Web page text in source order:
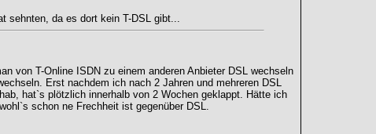
sehnten, da es dort kein T-DSL gibt...
von T-Online ISDN zu einem anderen Anbieter DSL wechseln
Erst nachdem ich nach 2 Jahren und mehreren DSL
hat`s plötzlich innerhalb von 2 Wochen geklappt. Hätte ich
schon ne Frechheit ist gegenüber DSL.